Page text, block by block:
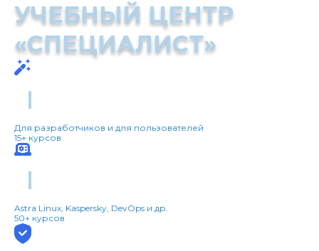
УЧЕБНЫЙ ЦЕНТР
«СПЕЦИАЛИСТ»
Направления
Для разработчиков и для пользователей
15+ курсов
Astra Linux, Kaspersky, DevOps и др.
50+ курсов